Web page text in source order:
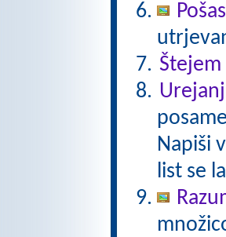
Napiši
list se